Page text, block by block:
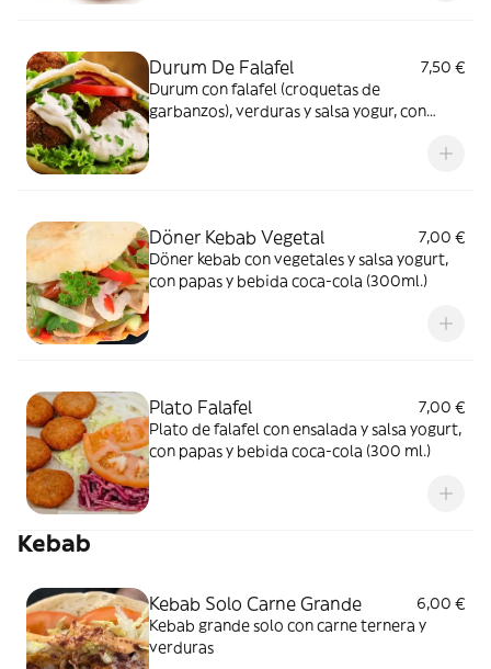
Durum De Falafel
7,50 €
Durum con falafel (croquetas de
garbanzos), verduras y salsa yogur, con
Döner Kebab Vegetal
7,00 €
Döner kebab con vegetales y salsa yogurt,
con papas y bebida coca-cola (300ml.)
Plato Falafel
7,00 €
Plato de falafel con ensalada y salsa yogurt,
con papas y bebida coca-cola (300 ml.)
Kebab
Kebab Solo Carne Grande
6,00 €
Kebab grande solo con carne ternera y
verduras